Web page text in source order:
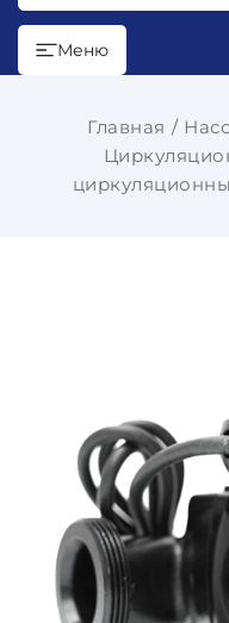
Меню
Главная